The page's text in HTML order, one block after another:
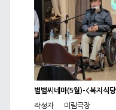
별별씨네마(5월)-<복지식
작성자
미림극장